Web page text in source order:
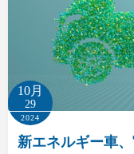
10月
29
2024
新エネルギー車